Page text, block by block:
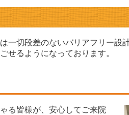
一切段差のないバリアフリー設
せるようになっております。
る皆様が、安心してご来院